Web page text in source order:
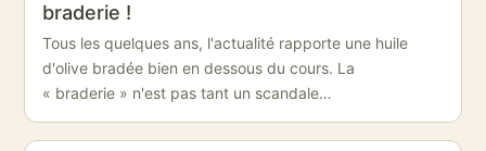
braderie !
Tous les quelques ans, l'actualité rapporte une huile
d'olive bradée bien en dessous du cours. La
« braderie » n'est pas tant un scandale…